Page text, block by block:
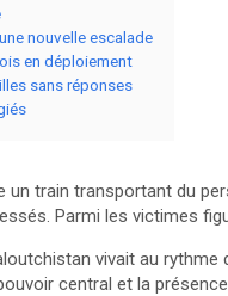
nouvelle escalade
en déploiement
sans réponses
un train transportant du
Parmi les victimes
vivait au rythme
central et la